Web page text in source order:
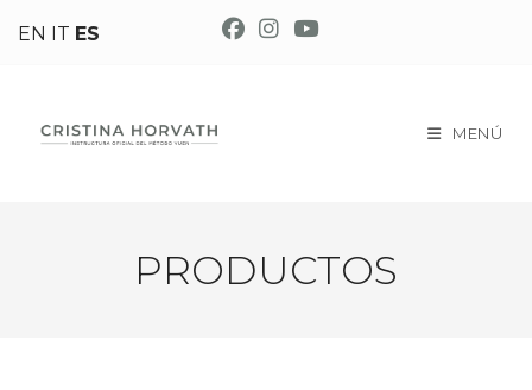
MENÚ
PRODUCTOS
EN IT ES